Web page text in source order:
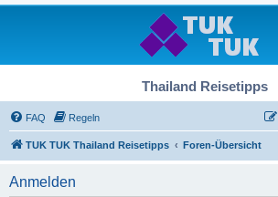
Thailand Reisetipps
FAQ Regeln
TUK TUK Thailand Reisetipps Foren-Übersicht
Anmelden